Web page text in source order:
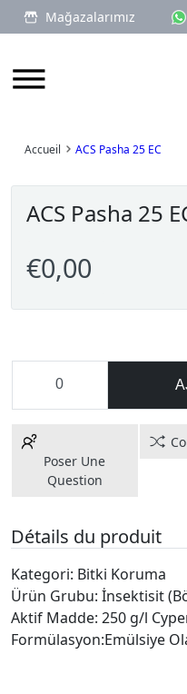
Mağazalarımız
Accueil ACS Pasha 25 EC
ACS Pasha 25
€0,00
Poser Une
Question
Détails du produit
Kategori: Bitki Koruma
Ürün Grubu: İnsektisit
Aktif Madde: 250 g/l
Formülasyon:Emülsiye